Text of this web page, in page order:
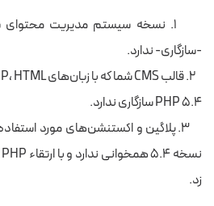
-سازگاری- ندارد.
PHP 5.4 سازگاری ندارد.
زد.